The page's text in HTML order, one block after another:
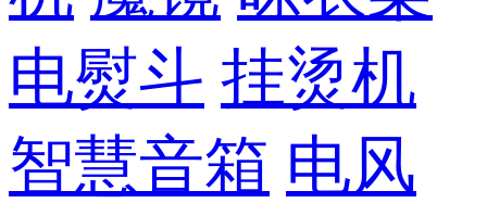
电熨斗 挂烫机
智慧音箱 电风